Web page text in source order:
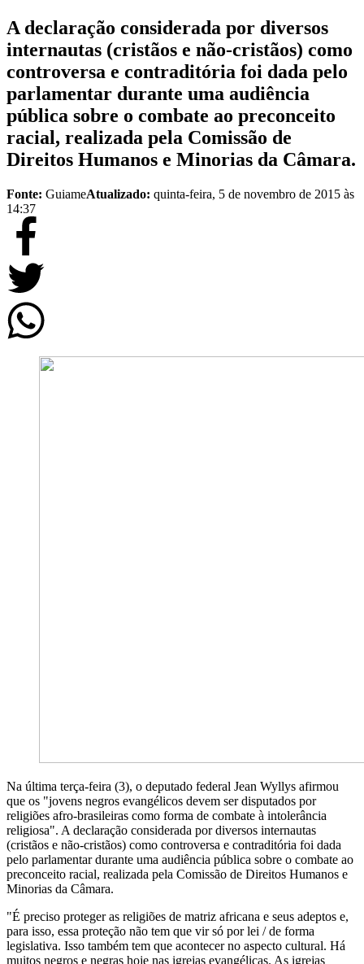
A declaração considerada por diversos
internautas (cristãos e não-cristãos) como
controversa e contraditória foi dada pelo
parlamentar durante uma audiência
pública sobre o combate ao preconceito
racial, realizada pela Comissão de
Direitos Humanos e Minorias da Câmara.
Fonte: GuiameAtualizado: quinta-feira, 5 de novembro de 2015 às
14:37
Na última terça-feira (3), o deputado federal Jean Wyllys afirmou
que os "jovens negros evangélicos devem ser disputados por
religiões afro-brasileiras como forma de combate à intolerância
religiosa". A declaração considerada por diversos internautas
(cristãos e não-cristãos) como controversa e contraditória foi dada
pelo parlamentar durante uma audiência pública sobre o combate ao
preconceito racial, realizada pela Comissão de Direitos Humanos e
Minorias da Câmara.
"É preciso proteger as religiões de matriz africana e seus adeptos e,
para isso, essa proteção não tem que vir só por lei / de forma
legislativa. Isso também tem que acontecer no aspecto cultural. Há
muitos negros e negras hoje nas igrejas evangélicas. As igrejas